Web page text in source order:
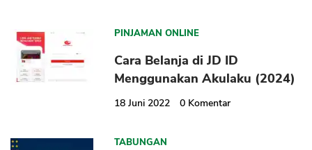
PINJAMAN ONLINE
Cara Belanja di JD ID
Menggunakan Akulaku (2024)
18 Juni 2022 0 Komentar
TABUNGAN